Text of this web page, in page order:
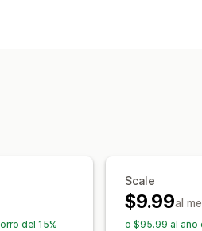
Escala de grises
Con IA
del 15%
Scale
$9.99al
o $95.99 al año